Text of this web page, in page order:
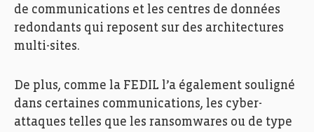
de communications et les centres de données
redondants qui reposent sur des architectures
multi-sites.
De plus, comme la FEDIL l’a également souligné
dans certaines communications, les cyber-
attaques telles que les ransomwares ou de type